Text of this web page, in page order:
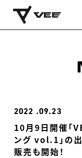
2022 09.23
10月9日開催「
ング vol.1」の出
販売も開始！